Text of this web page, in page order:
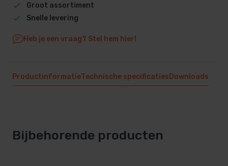
Groot assortiment
Snelle levering
Heb je een vraag? Stel hem hier!
ProductinformatieTechnische specificaties Downloads
Bijbehorende producten